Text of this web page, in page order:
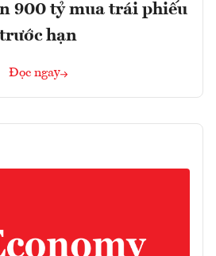
900 tỷ mua trái phiếu
trước hạn
Đọc ngay